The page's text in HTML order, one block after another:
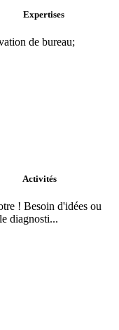
Expertises
de bureau;
Activités
! Besoin d'idées ou
diagnosti...